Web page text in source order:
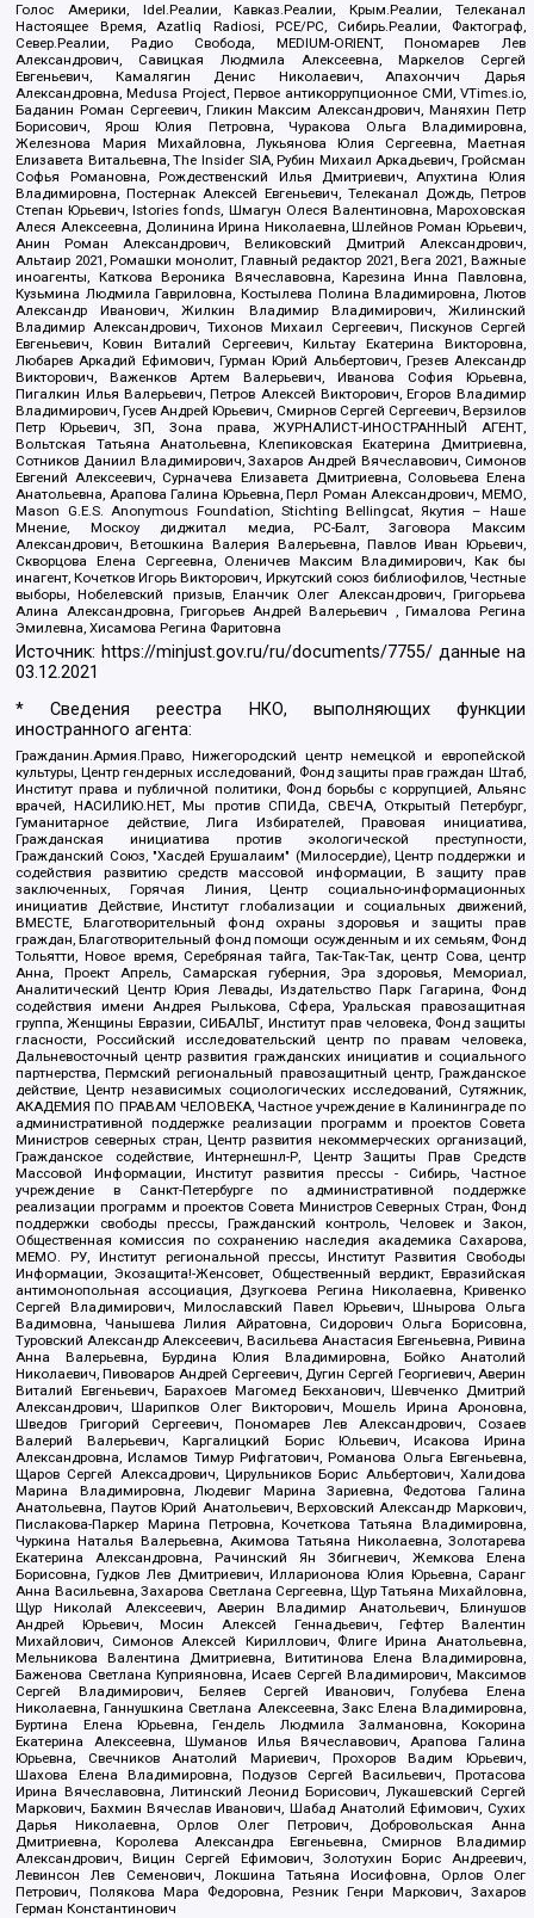
Голос Америки, Idel.Реалии, Кавказ.Реалии, Крым.Реалии, Телеканал
Настоящее Время, Azatliq Radiosi, PCE/PC, Сибирь.Реалии, Фактограф,
Север.Реалии, Радио Свобода, MEDIUM-ORIENT, Пономарев Лев
Александрович, Савицкая Людмила Алексеевна, Маркелов Сергей
Евгеньевич, Камалягин Денис Николаевич, Апахончич Дарья
Александровна, Medusa Project, Первое антикоррупционное СМИ, VTimes.io,
Баданин Роман Сергеевич, Гликин Максим Александрович, Маняхин Петр
Борисович, Ярош Юлия Петровна, Чуракова Ольга Владимировна,
Железнова Мария Михайловна, Лукьянова Юлия Сергеевна, Маетная
Елизавета Витальевна, The Insider SIA, Рубин Михаил Аркадьевич, Гройсман
Софья Романовна, Рождественский Илья Дмитриевич, Апухтина Юлия
Владимировна, Постернак Алексей Евгеньевич, Телеканал Дождь, Петров
Степан Юрьевич, Istories fonds, Шмагун Олеся Валентиновна, Мароховская
Алеся Алексеевна, Долинина Ирина Николаевна, Шлейнов Роман Юрьевич,
Анин Роман Александрович, Великовский Дмитрий Александрович,
Альтаир 2021, Ромашки монолит, Главный редактор 2021, Вега 2021, Важные
иноагенты, Каткова Вероника Вячеславовна, Карезина Инна Павловна,
Кузьмина Людмила Гавриловна, Костылева Полина Владимировна, Лютов
Александр Иванович, Жилкин Владимир Владимирович, Жилинский
Владимир Александрович, Тихонов Михаил Сергеевич, Пискунов Сергей
Евгеньевич, Ковин Виталий Сергеевич, Кильтау Екатерина Викторовна,
Любарев Аркадий Ефимович, Гурман Юрий Альбертович, Грезев Александр
Викторович, Важенков Артем Валерьевич, Иванова София Юрьевна,
Пигалкин Илья Валерьевич, Петров Алексей Викторович, Егоров Владимир
Владимирович, Гусев Андрей Юрьевич, Смирнов Сергей Сергеевич, Верзилов
Петр Юрьевич, ЗП, Зона права, ЖУРНАЛИСТ-ИНОСТРАННЫЙ АГЕНТ,
Вольтская Татьяна Анатольевна, Клепиковская Екатерина Дмитриевна,
Сотников Даниил Владимирович, Захаров Андрей Вячеславович, Симонов
Евгений Алексеевич, Сурначева Елизавета Дмитриевна, Соловьева Елена
Анатольевна, Арапова Галина Юрьевна, Перл Роман Александрович, МЕМО,
Mason G.E.S. Anonymous Foundation, Stichting Bellingcat, Якутия – Наше
Мнение, Москоу диджитал медиа, РС-Балт, Заговора Максим
Александрович, Ветошкина Валерия Валерьевна, Павлов Иван Юрьевич,
Скворцова Елена Сергеевна, Оленичев Максим Владимирович, Как бы
инагент, Кочетков Игорь Викторович, Иркутский союз библиофилов, Честные
выборы, Нобелевский призыв, Еланчик Олег Александрович, Григорьева
Алина Александровна, Григорьев Андрей Валерьевич , Гималова Регина
Эмилевна, Хисамова Регина Фаритовна
Источник: https://minjust.gov.ru/ru/documents/7755/ данные на
03.12.2021
* Сведения реестра НКО, выполняющих функции
иностранного агента:
Гражданин.Армия.Право, Нижегородский центр немецкой и европейской
культуры, Центр гендерных исследований, Фонд защиты прав граждан Штаб,
Институт права и публичной политики, Фонд борьбы с коррупцией, Альянс
врачей, НАСИЛИЮ.НЕТ, Мы против СПИДа, СВЕЧА, Открытый Петербург,
Гуманитарное действие, Лига Избирателей, Правовая инициатива,
Гражданская инициатива против экологической преступности,
Гражданский Союз, "Хасдей Ерушалаим" (Милосердие), Центр поддержки и
содействия развитию средств массовой информации, В защиту прав
заключенных, Горячая Линия, Центр социально-информационных
инициатив Действие, Институт глобализации и социальных движений,
ВМЕСТЕ, Благотворительный фонд охраны здоровья и защиты прав
граждан, Благотворительный фонд помощи осужденным и их семьям, Фонд
Тольятти, Новое время, Серебряная тайга, Так-Так-Так, центр Сова, центр
Анна, Проект Апрель, Самарская губерния, Эра здоровья, Мемориал,
Аналитический Центр Юрия Левады, Издательство Парк Гагарина, Фонд
содействия имени Андрея Рылькова, Сфера, Уральская правозащитная
группа, Женщины Евразии, СИБАЛЬТ, Институт прав человека, Фонд защиты
гласности, Российский исследовательский центр по правам человека,
Дальневосточный центр развития гражданских инициатив и социального
партнерства, Пермский региональный правозащитный центр, Гражданское
действие, Центр независимых социологических исследований, Сутяжник,
АКАДЕМИЯ ПО ПРАВАМ ЧЕЛОВЕКА, Частное учреждение в Калининграде по
административной поддержке реализации программ и проектов Совета
Министров северных стран, Центр развития некоммерческих организаций,
Гражданское содействие, Интернешнл-Р, Центр Защиты Прав Средств
Массовой Информации, Институт развития прессы - Сибирь, Частное
учреждение в Санкт-Петербурге по административной поддержке
реализации программ и проектов Совета Министров Северных Стран, Фонд
поддержки свободы прессы, Гражданский контроль, Человек и Закон,
Общественная комиссия по сохранению наследия академика Сахарова,
МЕМО. РУ, Институт региональной прессы, Институт Развития Свободы
Информации, Экозащита!-Женсовет, Общественный вердикт, Евразийская
антимонопольная ассоциация, Дзугкоева Регина Николаевна, Кривенко
Сергей Владимирович, Милославский Павел Юрьевич, Шнырова Ольга
Вадимовна, Чанышева Лилия Айратовна, Сидорович Ольга Борисовна,
Туровский Александр Алексеевич, Васильева Анастасия Евгеньевна, Ривина
Анна Валерьевна, Бурдина Юлия Владимировна, Бойко Анатолий
Николаевич, Пивоваров Андрей Сергеевич, Дугин Сергей Георгиевич, Аверин
Виталий Евгеньевич, Барахоев Магомед Бекханович, Шевченко Дмитрий
Александрович, Шарипков Олег Викторович, Мошель Ирина Ароновна,
Шведов Григорий Сергеевич, Пономарев Лев Александрович, Созаев
Валерий Валерьевич, Каргалицкий Борис Юльевич, Исакова Ирина
Александровна, Исламов Тимур Рифгатович, Романова Ольга Евгеньевна,
Щаров Сергей Алексадрович, Цирульников Борис Альбертович, Халидова
Марина Владимировна, Людевиг Марина Зариевна, Федотова Галина
Анатольевна, Паутов Юрий Анатольевич, Верховский Александр Маркович,
Пислакова-Паркер Марина Петровна, Кочеткова Татьяна Владимировна,
Чуркина Наталья Валерьевна, Акимова Татьяна Николаевна, Золотарева
Екатерина Александровна, Рачинский Ян Збигневич, Жемкова Елена
Борисовна, Гудков Лев Дмитриевич, Илларионова Юлия Юрьевна, Саранг
Анна Васильевна, Захарова Светлана Сергеевна, Щур Татьяна Михайловна,
Щур Николай Алексеевич, Аверин Владимир Анатольевич, Блинушов
Андрей Юрьевич, Мосин Алексей Геннадьевич, Гефтер Валентин
Михайлович, Симонов Алексей Кириллович, Флиге Ирина Анатольевна,
Мельникова Валентина Дмитриевна, Вититинова Елена Владимировна,
Баженова Светлана Куприяновна, Исаев Сергей Владимирович, Максимов
Сергей Владимирович, Беляев Сергей Иванович, Голубева Елена
Николаевна, Ганнушкина Светлана Алексеевна, Закс Елена Владимировна,
Буртина Елена Юрьевна, Гендель Людмила Залмановна, Кокорина
Екатерина Алексеевна, Шуманов Илья Вячеславович, Арапова Галина
Юрьевна, Свечников Анатолий Мариевич, Прохоров Вадим Юрьевич,
Шахова Елена Владимировна, Подузов Сергей Васильевич, Протасова
Ирина Вячеславовна, Литинский Леонид Борисович, Лукашевский Сергей
Маркович, Бахмин Вячеслав Иванович, Шабад Анатолий Ефимович, Сухих
Дарья Николаевна, Орлов Олег Петрович, Добровольская Анна
Дмитриевна, Королева Александра Евгеньевна, Смирнов Владимир
Александрович, Вицин Сергей Ефимович, Золотухин Борис Андреевич,
Левинсон Лев Семенович, Локшина Татьяна Иосифовна, Орлов Олег
Петрович, Полякова Мара Федоровна, Резник Генри Маркович, Захаров
Герман Константинович